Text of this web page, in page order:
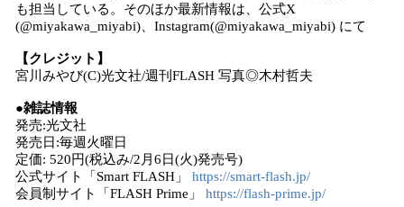
も担当している。そのほか最新情報は、公式X
(@miyakawa_miyabi)、Instagram(@miyakawa_miyabi) にて
【クレジット】
宮川みやび(C)光文社/週刊FLASH 写真◎木村哲夫
●雑誌情報
発売:光文社
発売日:毎週火曜日
定価: 520円(税込み/2月6日(火)発売号)
公式サイト「Smart FLASH」 https://smart-flash.jp/
会員制サイト「FLASH Prime」 https://flash-prime.jp/